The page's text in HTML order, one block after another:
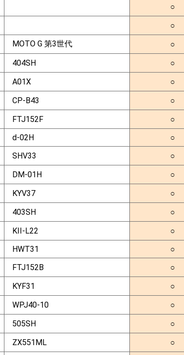
○
○
MOTO G 第3世代
○
404SH
○
A01X
○
CP-B43
○
FTJ152F
○
d-02H
○
SHV33
○
DM-01H
○
KYV37
○
403SH
○
KII-L22
○
HWT31
○
FTJ152B
○
KYF31
○
WPJ40-10
○
505SH
○
ZX551ML
○